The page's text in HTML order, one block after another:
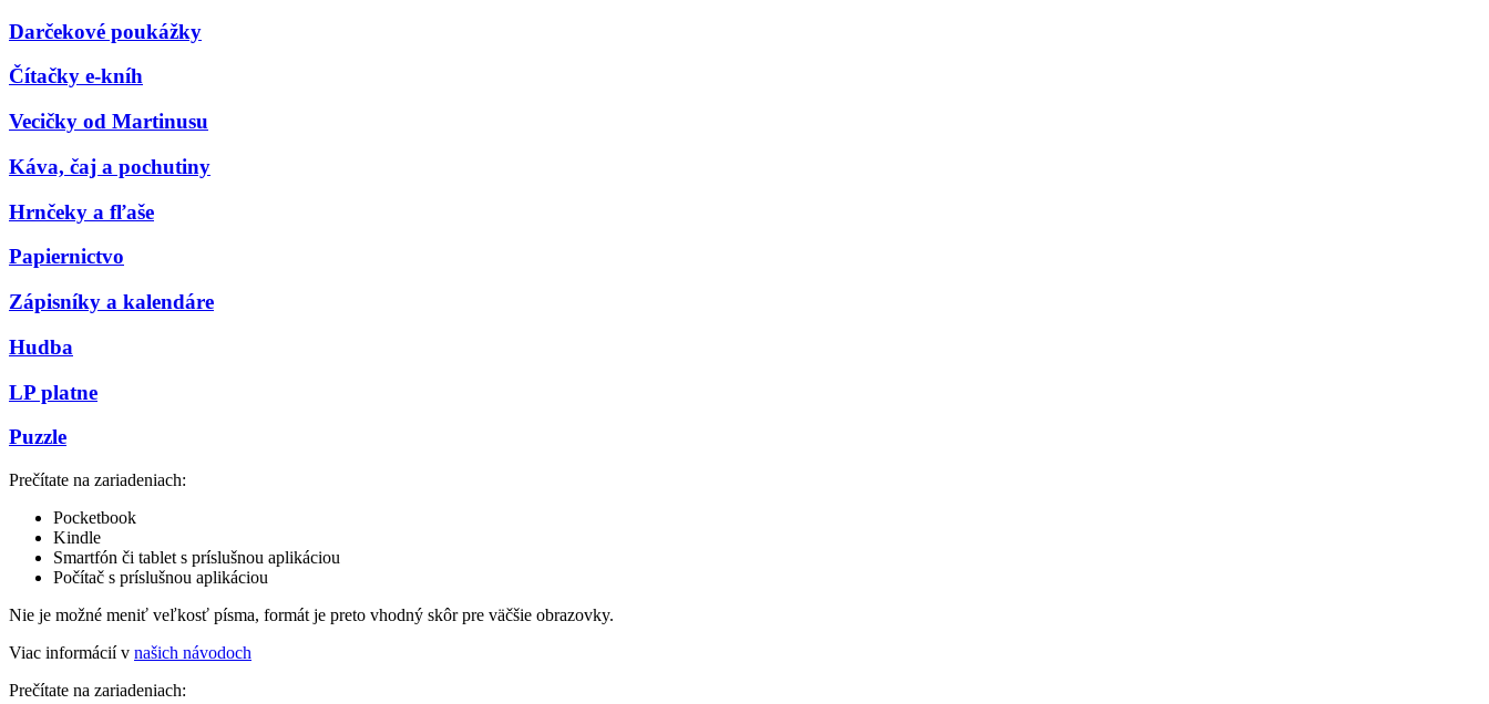
Darčekové poukážky
Čítačky e-kníh
Vecičky od Martinusu
Káva, čaj a pochutiny
Hrnčeky a fľaše
Papiernictvo
Zápisníky a kalendáre
Hudba
LP platne
Puzzle
Prečítate na zariadeniach:
Pocketbook
Kindle
Smartfón či tablet s príslušnou aplikáciou
Počítač s príslušnou aplikáciou
Nie je možné meniť veľkosť písma, formát je preto vhodný skôr pre väčšie obrazovky.
Viac informácií v našich návodoch
Prečítate na zariadeniach: